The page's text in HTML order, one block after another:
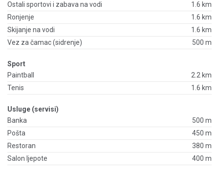
Ostali sportovi i zabava na vodi
1.6 km
Ronjenje
1.6 km
Skijanje na vodi
1.6 km
Vez za čamac (sidrenje)
500 m
Sport
Paintball
2.2 km
Tenis
1.6 km
Usluge (servisi)
Banka
500 m
Pošta
450 m
Restoran
380 m
Salon ljepote
400 m